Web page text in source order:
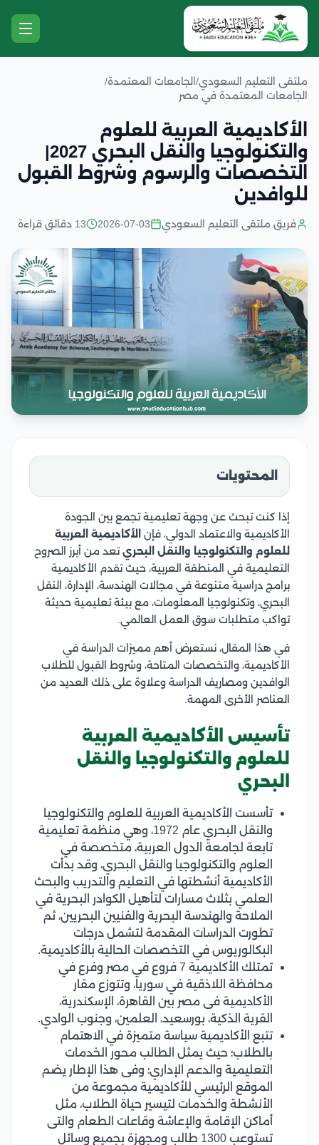
ملتقى التعليم السعودي/ الجامعات المعتمدة/
الجامعات المعتمدة في مصر
الأكاديمية العربية للعلوم
والتكنولوجيا والنقل البحري 2027|
التخصصات والرسوم وشروط القبول
للوافدين
فريق ملتقى التعليم السعودي 2026-07-03 13 دقائق قراءة
المحتويات
إذا كنت تبحث عن وجهة تعليمية تجمع بين الجودة
الأكاديمية والاعتماد الدولي، فإن الأكاديمية العربية
للعلوم والتكنولوجيا والنقل البحريتعد من أبرز الصروح
التعليمية في المنطقة العربية، حيث تقدم الأكاديمية
برامج دراسية متنوعة في مجالات الهندسة، الإدارة، النقل
البحري، وتكنولوجيا المعلومات، مع بيئة تعليمية حديثة
تواكب متطلبات سوق العمل العالمي.
في هذا المقال، نستعرض أهم مميزات الدراسة في
الأكاديمية، والتخصصات المتاحة، وشروط القبول للطلاب
الوافدين ومصاريف الدراسة وعلاوة على ذلك العديد من
العناصر الأخرى المهمة.
تأسيس الأكاديمية العربية
للعلوم والتكنولوجيا والنقل
البحري
تأسست الأكاديمية العربية للعلوم والتكنولوجيا
والنقل البحري عام 1972، وهي منظمة تعليمية
تابعة لجامعة الدول العربية، متخصصة في
العلوم والتكنولوجيا والنقل البحري، وقد بدأت
الأكاديمية أنشطتها في التعليم والتدريب والبحث
العلمي بثلاث مسارات لتأهيل الكوادر البحرية في
الملاحة والهندسة البحرية والفنيين البحريين، ثم
تطورت الدراسات المقدمة لتشمل درجات
البكالوريوس في التخصصات الحالية بالأكاديمية.
تمتلك الأكاديمية 7 فروع في مصر وفرع في
محافظة اللاذقية في سوريا، وتتوزع مقار
الأكاديمية فى مصر بين القاهرة، الإسكندرية،
القرية الذكية، بورسعيد، العلمين، وجنوب الوادي.
تتبع الأكاديمية سياسة متميزة في الاهتمام
بالطلاب؛ حيث يمثل الطالب محور الخدمات
التعليمية والدعم الإداري؛ وفى هذا الإطار يضم
الموقع الرئيسي للأكاديمية مجموعة من
الأنشطة والخدمات لتيسير حياة الطلاب، مثل
أماكن الإقامة والإعاشة وقاعات الطعام والتى
تستوعب 1300 طالب ومجهزة بجميع وسائل